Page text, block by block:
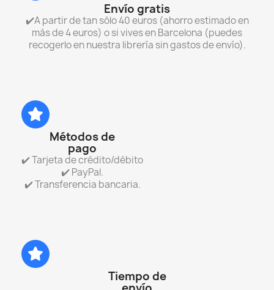
Envío gratis
✔️A partir de tan sólo 40 euros (ahorro estimado en
más de 4 euros) o si vives en Barcelona (puedes
recogerlo en nuestra librería sin gastos de envío).
Métodos de
pago
✔️ Tarjeta de crédito/débito
✔️ PayPal.
✔️ Transferencia bancaria.
Tiempo de